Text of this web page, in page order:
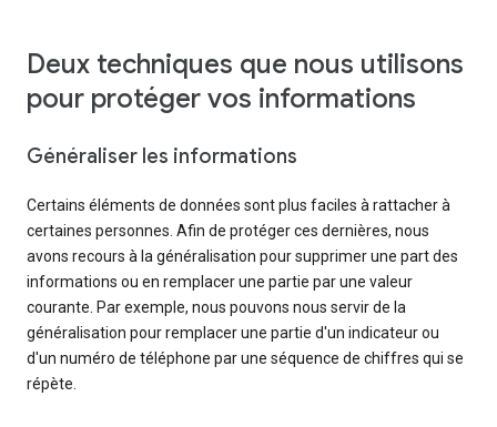
Deux techniques que nous utilisons
pour protéger vos informations
Généraliser les informations
Certains éléments de données sont plus faciles à rattacher à
certaines personnes. Afin de protéger ces dernières, nous
avons recours à la généralisation pour supprimer une part des
informations ou en remplacer une partie par une valeur
courante. Par exemple, nous pouvons nous servir de la
généralisation pour remplacer une partie d'un indicateur ou
d'un numéro de téléphone par une séquence de chiffres qui se
répète.